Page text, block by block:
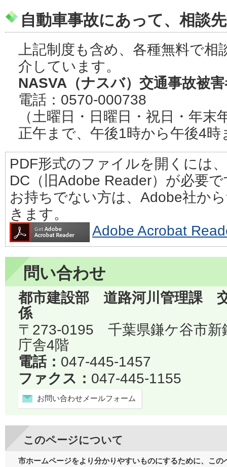
自動車事故にあって、相談
上記制度も含め、各種無料で
介しています。
NASVA（ナスバ）交通事故被
電話：0570-000738
（土曜日・日曜日・祝日・年
正午まで、午後1時から午後4時
PDF形式のファイルを開くには
DC（旧Adobe Reader）が必要
お持ちでない方は、Adobe社か
きます。
Adobe Acrobat
問い合わせ
都市建設部 道路河川管理課
係
〒273-0195 千葉県鎌ケ谷市
庁舎4階
電話： 047-445-1457
ファクス： 047-445-1155
お問い合わせメールフォーム
このページについて
市ホームページをより分かりやすいものにするために、こ